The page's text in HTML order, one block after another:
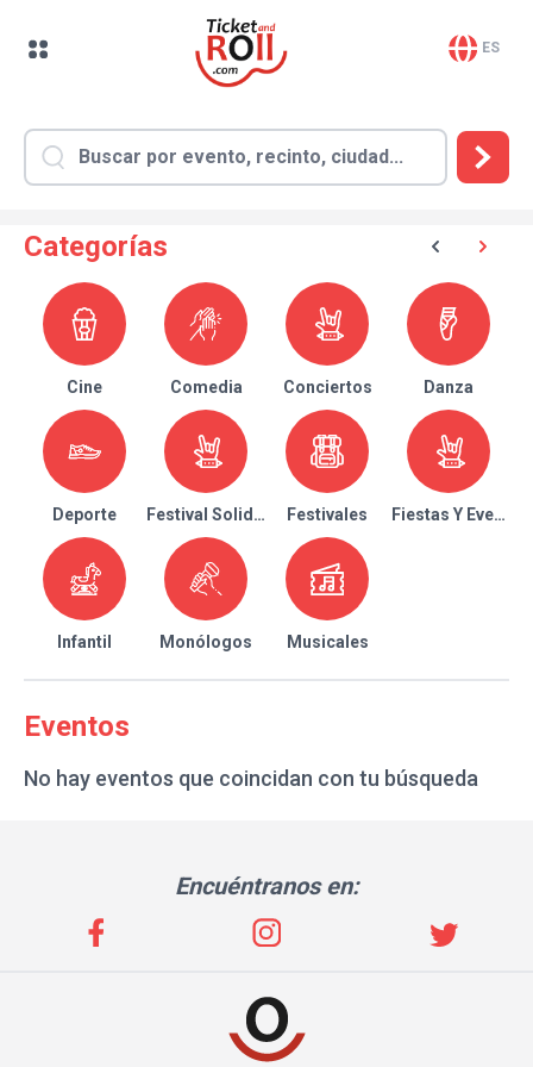
ES
Categorías
Cine Comedia Conciertos Danza
Deporte Festival Solidario Festivales Fiestas Y Eventos
Infantil Monólogos Musicales
Eventos
No hay eventos que coincidan con tu búsqueda
Encuéntranos en: